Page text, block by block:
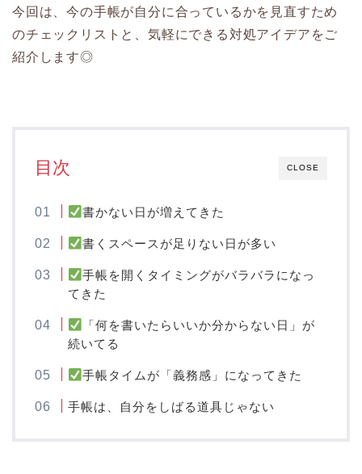
今回は、今の手帳が自分に合っているかを見直すため
のチェックリストと、気軽にできる対処アイデアをご
紹介します◎
CLOSE
目次
書かない日が増えてきた
書くスペースが足りない日が多い
手帳を開くタイミングがバラバラになっ
てきた
「何を書いたらいいか分からない日」が
続いてる
手帳タイムが「義務感」になってきた
手帳は、自分をしばる道具じゃない